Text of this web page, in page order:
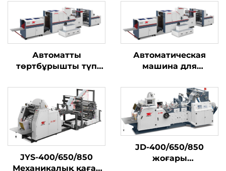
Автоматты
төртбұрышты түп
машинасы
Автоматическая
машина для
квадратных донных
бумажных пакетов из
рулона
JYS-400/650/850
Механикалық қағаз
JD-400/650/850
жоғары